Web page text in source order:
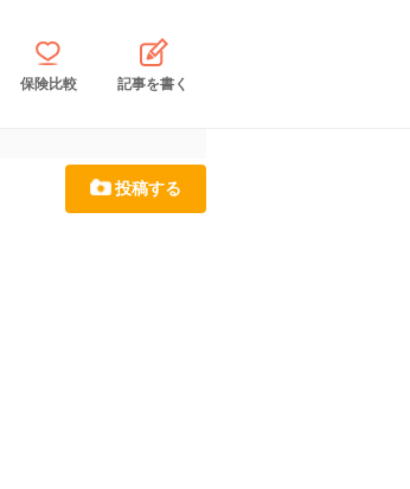
保険比較 記事を書く
投稿する